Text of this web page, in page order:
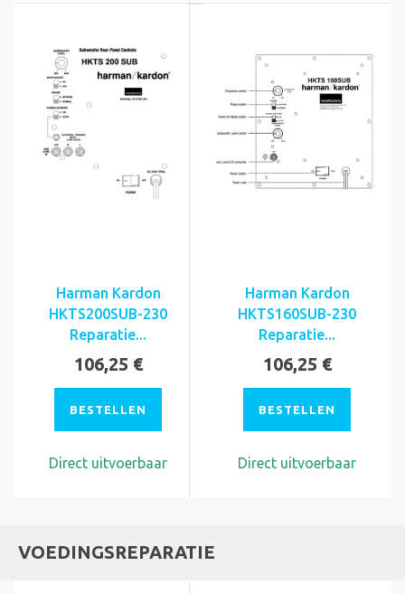
Harman Kardon
HKTS200SUB-230
Reparatie...
106,25 €
BESTELLEN
Direct uitvoerbaar
Harman Kardon
HKTS160SUB-230
Reparatie...
106,25 €
BESTELLEN
Direct uitvoerbaar
VOEDINGSREPARATIE